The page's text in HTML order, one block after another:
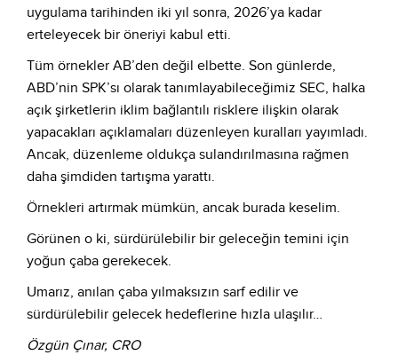
uygulama tarihinden iki yıl sonra, 2026’ya kadar
erteleyecek bir öneriyi kabul etti.
Tüm örnekler AB’den değil elbette. Son günlerde,
ABD’nin SPK’sı olarak tanımlayabileceğimiz SEC, halka
açık şirketlerin iklim bağlantılı risklere ilişkin olarak
yapacakları açıklamaları düzenleyen kuralları yayımladı.
Ancak, düzenleme oldukça sulandırılmasına rağmen
daha şimdiden tartışma yarattı.
Örnekleri artırmak mümkün, ancak burada keselim.
Görünen o ki, sürdürülebilir bir geleceğin temini için
yoğun çaba gerekecek.
Umarız, anılan çaba yılmaksızın sarf edilir ve
sürdürülebilir gelecek hedeflerine hızla ulaşılır…
Özgün Çınar, CRO